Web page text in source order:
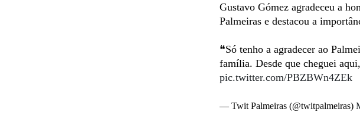
Gustavo Gómez agradeceu a
Palmeiras e destacou a
❝Só tenho a agradecer ao
família. Desde que cheguei
pic.twitter.com/PBZBWn4ZEk
— Twit Palmeiras (@twitpalmeiras)